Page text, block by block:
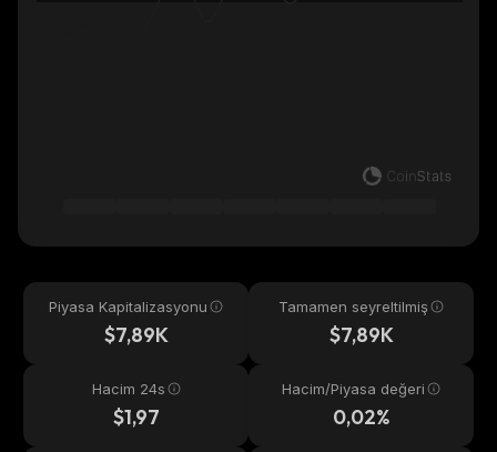
Piyasa Kapitalizasyonu
$7,89K
Tamamen seyreltilmiş
$7,89K
Hacim 24s
$1,97
Hacim/Piyasa değeri
0,02%